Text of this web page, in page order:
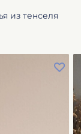
из тенселя